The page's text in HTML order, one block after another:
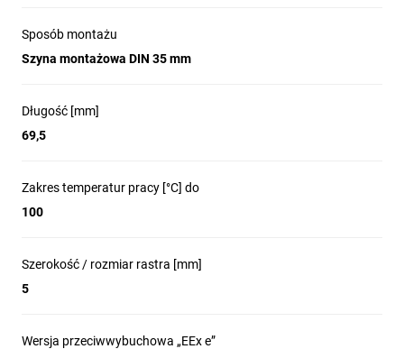
Sposób montażu
Szyna montażowa DIN 35 mm
Długość [mm]
69,5
Zakres temperatur pracy [°C] do
100
Szerokość / rozmiar rastra [mm]
5
Wersja przeciwwybuchowa „EEx e”